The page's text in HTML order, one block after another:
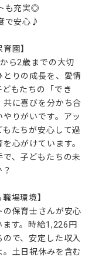
も充実◎
で安心♪
園】
ら2歳までの大切
りの成長を、愛情
もたちの「でき
に喜びを分かち合
りがいです。アッ
もたちが安心して過
心がけています。
、子どもたちの未
場環境】
保育士さんが安心
す。時給1,226円
で、安定した収入
土日祝休みを含む